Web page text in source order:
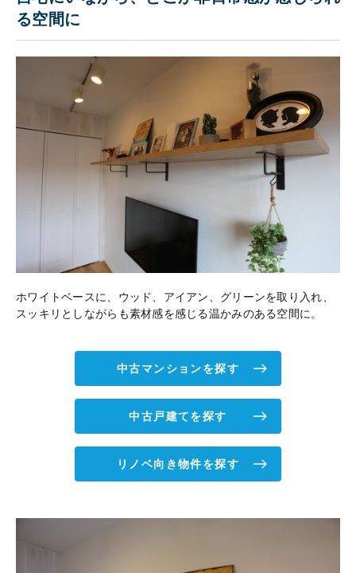
る空間に
ホワイトベースに、ウッド、アイアン、グリーンを取り入れ、
スッキリとしながらも素材感を感じる温かみのある空間に。
中古マンションを探す
中古戸建てを探す
リノベ向き物件を探す